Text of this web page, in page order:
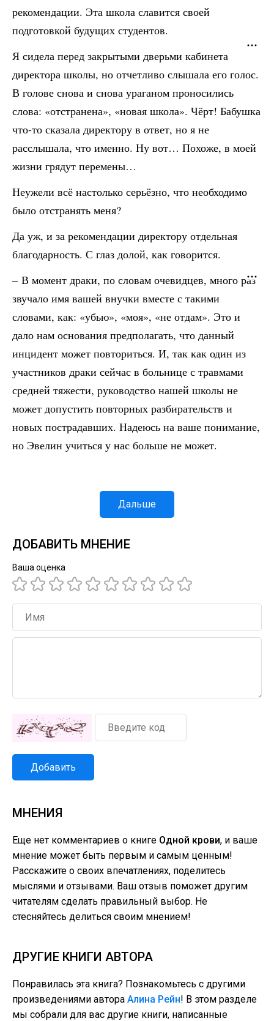
рекомендации. Эта школа славится своей
подготовкой будущих студентов.
Я сидела перед закрытыми дверьми кабинета
директора школы, но отчетливо слышала его голос.
В голове снова и снова ураганом проносились
слова: «отстранена», «новая школа». Чёрт! Бабушка
что-то сказала директору в ответ, но я не
расслышала, что именно. Ну вот… Похоже, в моей
жизни грядут перемены…
Неужели всё настолько серьёзно, что необходимо
было отстранять меня?
Да уж, и за рекомендации директору отдельная
благодарность. С глаз долой, как говорится.
– В момент драки, по словам очевидцев, много раз
звучало имя вашей внучки вместе с такими
словами, как: «убью», «моя», «не отдам». Это и
дало нам основания предполагать, что данный
инцидент может повториться. И, так как один из
участников драки сейчас в больнице с травмами
средней тяжести, руководство нашей школы не
может допустить повторных разбирательств и
новых пострадавших. Надеюсь на ваше понимание,
но Эвелин учиться у нас больше не может.
Дальше
ДОБАВИТЬ МНЕНИЕ
Ваша оценка
Добавить
МНЕНИЯ
Еще нет комментариев о книге Одной крови, и ваше
мнение может быть первым и самым ценным!
Расскажите о своих впечатлениях, поделитесь
мыслями и отзывами. Ваш отзыв поможет другим
читателям сделать правильный выбор. Не
стесняйтесь делиться своим мнением!
ДРУГИЕ КНИГИ АВТОРА
Понравилась эта книга? Познакомьтесь с другими
произведениями автора Алина Рейн! В этом разделе
мы собрали для вас другие книги, написанные